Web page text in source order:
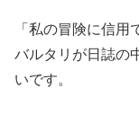
「私の冒険に信
バルタリが日誌の
いです。